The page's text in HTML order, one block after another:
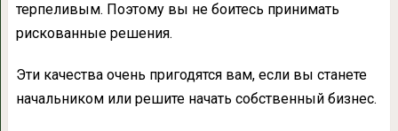
терпеливым. Поэтому вы не боитесь принимать
рискованные решения.
Эти качества очень пригодятся вам, если вы станете
начальником или решите начать собственный бизнес.